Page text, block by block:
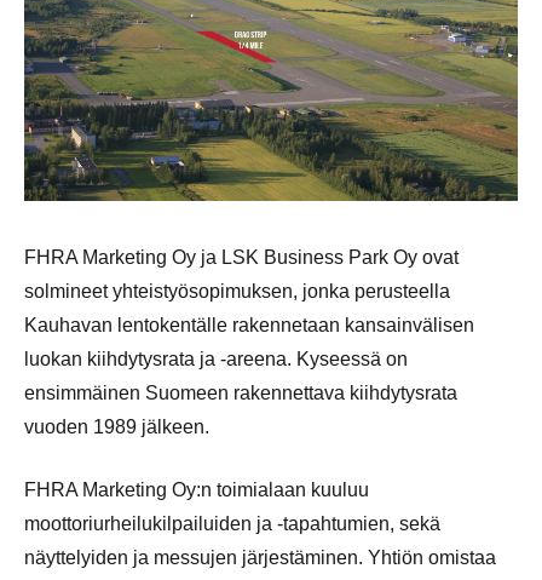
FHRA Marketing Oy ja LSK Business Park Oy ovat
solmineet yhteistyösopimuksen, jonka perusteella
Kauhavan lentokentälle rakennetaan kansainvälisen
luokan kiihdytysrata ja -areena. Kyseessä on
ensimmäinen Suomeen rakennettava kiihdytysrata
vuoden 1989 jälkeen.
FHRA Marketing Oy:n toimialaan kuuluu
moottoriurheilukilpailuiden ja -tapahtumien, sekä
näyttelyiden ja messujen järjestäminen. Yhtiön omistaa